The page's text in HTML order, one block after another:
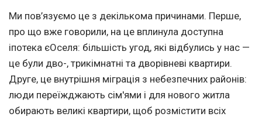
Ми пов’язуємо це з декількома причинами. Перше,
про що вже говорили, на це вплинула доступна
іпотека єОселя: більшість угод, які відбулись у нас —
це були дво-, трикімнатні та дворівневі квартири.
Друге, це внутрішня міграція з небезпечних районів:
люди переїжджають сім'ями і для нового житла
обирають великі квартири, щоб розмістити всіх